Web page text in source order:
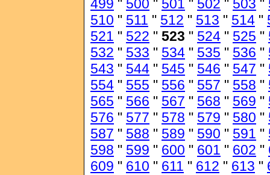
499 " 500 " 501 " 502 " 503 "
510 " 511 " 512 " 513 " 514 "
521 " 522 " 523 " 524 " 525 "
532 " 533 " 534 " 535 " 536 "
543 " 544 " 545 " 546 " 547 "
554 " 555 " 556 " 557 " 558 "
565 " 566 " 567 " 568 " 569 "
576 " 577 " 578 " 579 " 580 "
587 " 588 " 589 " 590 " 591 "
598 " 599 " 600 " 601 " 602 "
609 " 610 " 611 " 612 " 613 "